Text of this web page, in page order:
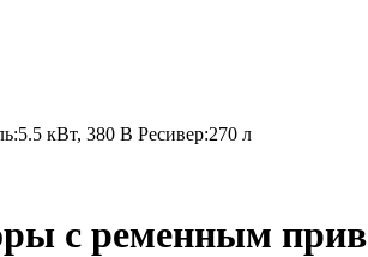
кВт, 380 В Ресивер:270 л
с ременным